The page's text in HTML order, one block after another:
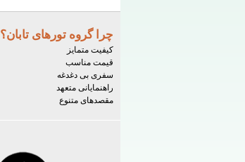
چرا گروه تورهای تابان؟
کیفیت متمایز
قیمت مناسب
سفری بی دغدغه
راهنمایانی متعهد
مقصدهای متنوع